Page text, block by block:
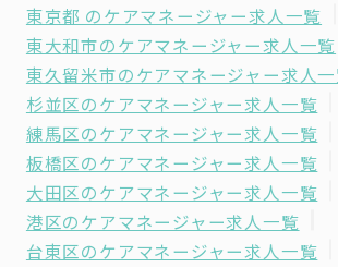
東京都 のケアマネージャー求人一覧
東大和市のケアマネージャー求人一覧
東久留米市のケアマネージャー求人
杉並区のケアマネージャー求人一覧
練馬区のケアマネージャー求人一覧
板橋区のケアマネージャー求人一覧
大田区のケアマネージャー求人一覧
港区のケアマネージャー求人一覧
台東区のケアマネージャー求人一覧